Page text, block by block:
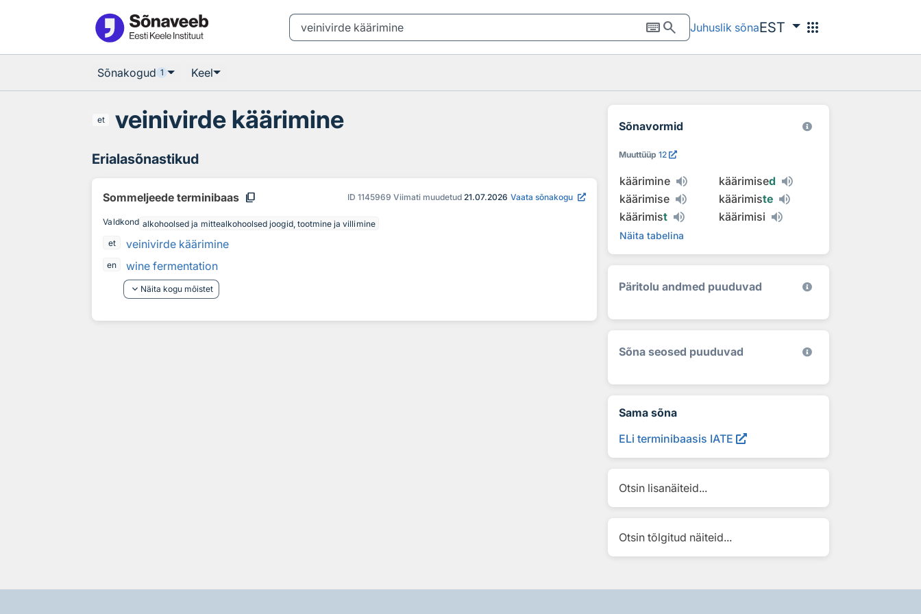
keyboardsearch Juhuslik sõnaEST apps
Sõnakogud 1 Keel
et veinivirde käärimine
Erialasõnastikud
Sommeljeede terminibaas content_copy ID 1145969 Viimati muudetud 21.07.2026 Vaata sõnakogu
Valdkond alkohoolsed ja mittealkohoolsed joogid, tootmine ja villimine
et
veinivirde käärimine
en
wine fermentation
keyboard_arrow_down Näita kogu mõistet
Sõnavormid
Muuttüüp 12
käärimine käärimised
käärimise
käärimiste
käärimist käärimisi
Näita tabelina
Päritolu andmed puuduvad
Sõna seosed puuduvad
Sama sõna
ELi terminibaasis IATE
Otsin lisanäiteid...
Otsin tõlgitud näiteid...